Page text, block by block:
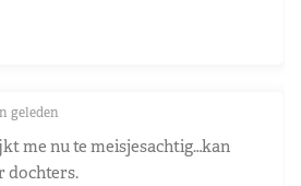
geleden
me nu te meisjesachtig…kan
dochters.